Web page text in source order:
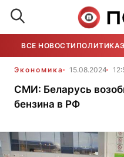
ВСЕ НОВОСТИ ПОЛИТИКА
Экономика 15.08.2024
СМИ: Беларусь
бензина в РФ